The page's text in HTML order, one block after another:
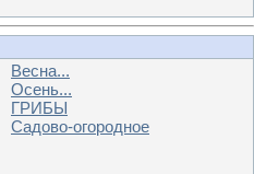
Весна...
Осень...
ГРИБЫ
Садово-огородное